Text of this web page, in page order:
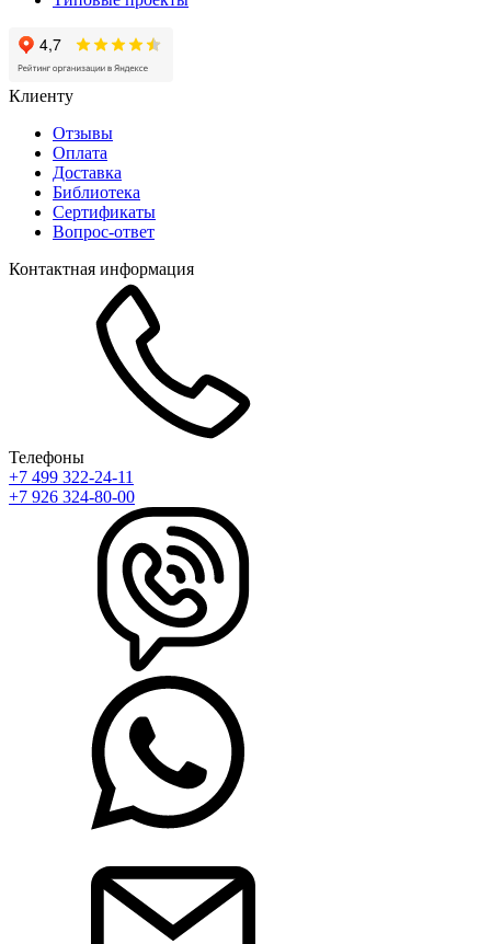
Клиенту
Отзывы
Оплата
Доставка
Библиотека
Сертификаты
Вопрос-ответ
Контактная информация
Телефоны
+7 499 322-24-11
+7 926 324-80-00